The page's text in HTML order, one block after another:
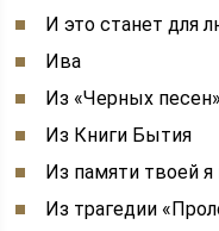
И это станет для
Ива
Из «Черных песен»
Из Книги Бытия
Из памяти твоей
Из трагедии